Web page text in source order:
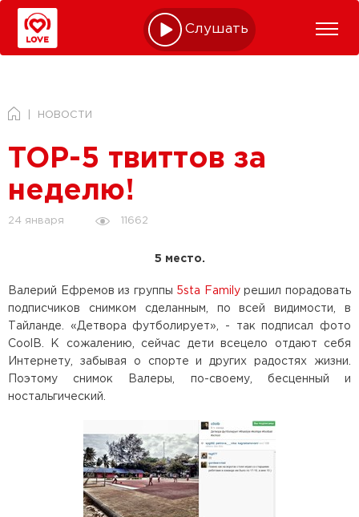
Слушать online
НОВОСТИ
TOP-5 твиттов за
неделю!
24 января 11662
5 место.
Валерий Ефремов из группы 5sta Familyрешил порадовать
подписчиков снимком сделанным, по всей видимости, в
Тайланде. «Детвора футболирует», - так подписал фото
CoolB. К сожалению, сейчас дети всецело отдают себя
Интернету, забывая о спорте и других радостях жизни.
Поэтому снимок Валеры, по-своему, бесценный и
ностальгический.